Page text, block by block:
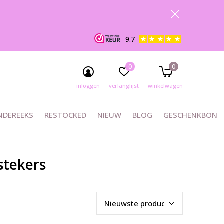
RESTOCKED NIEUW BLOG GESCHENKBON
inloggen verlanglijst
0
winkelwagen
0
9.7